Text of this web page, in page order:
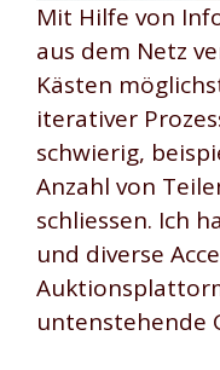
Mit Hilfe von
aus dem Netz
Kästen
iterativer
schwierig,
Anzahl von
schliessen. Ich
und diverse
untenstehende